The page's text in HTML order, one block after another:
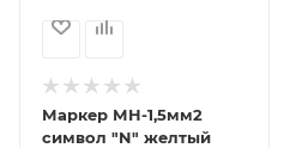
Маркер МН-1,5мм2
символ "N" желтый